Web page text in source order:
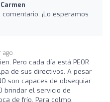
comentario. ¡Lo esperamos
ago
Pero cada día está PEOR
de sus directivos. A pesar
son capaces de obsequiar
brindar el servicio de
de frío. Para colmo,